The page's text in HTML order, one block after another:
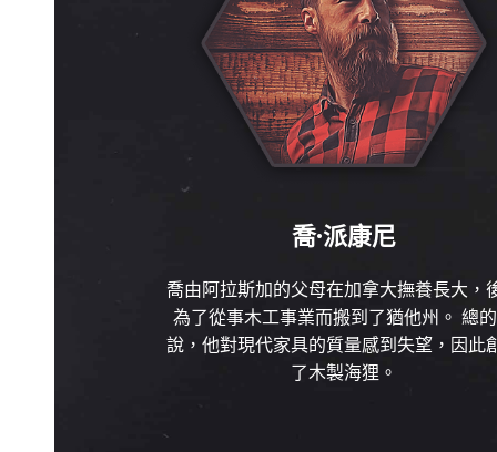
喬·派康尼
喬由阿拉斯加的父母在加拿大撫養長大，
為了從事木工事業而搬到了猶他州。 總
說，他對現代家具的質量感到失望，因此
了木製海狸。